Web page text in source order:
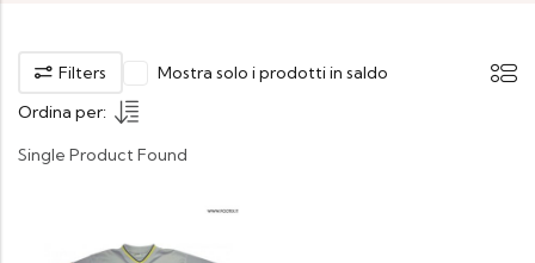
Filters
Mostra solo i prodotti in saldo
Ordina per:
Single Product Found